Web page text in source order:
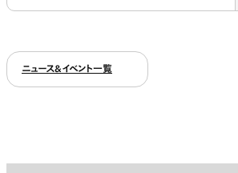
ニュース&イベント一覧